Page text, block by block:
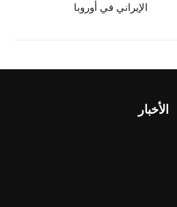
الإيراني في أوروبا
الأخبار